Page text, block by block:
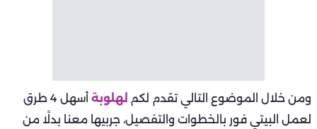
ومن خلال الموضوع التالي تقدم لكم لهلوبة
أسهل 4 طرق
لعمل البيتي فور بالخطوات والتفصيل، جربيها معنا بدلًا من